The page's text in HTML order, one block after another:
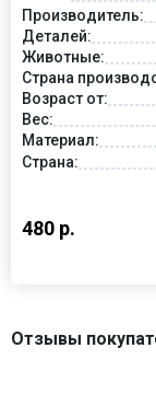
Производитель:
Деталей:
Животные:
Страна
Возраст от:
Вес:
Материал:
Страна:
480 р.
Отзывы